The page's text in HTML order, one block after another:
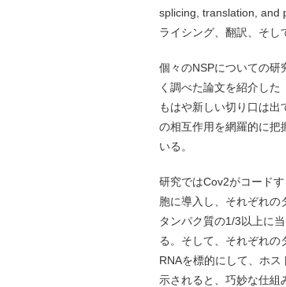
splicing, translation, and
ライシング、翻訳、そし
個々のNSPについての研
く調べた論文を紹介した
もはや新しい切り口は出
の相互作用を網羅的に把
いる。
研究ではCov2がコード
胞に導入し、それぞれ
タンパク質の1/3以上に
る。そして、それぞれの
RNAを標的にして、ホ
示されると、巧妙な仕組